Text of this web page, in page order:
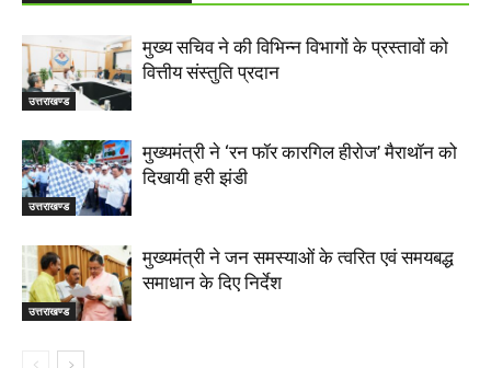
उत्तराखण्ड
मुख्य सचिव ने की विभिन्न विभागों के प्रस्तावों को
वित्तीय संस्तुति प्रदान
उत्तराखण्ड
मुख्यमंत्री ने ‘रन फॉर कारगिल हीरोज’ मैराथॉन को
दिखायी हरी झंडी
उत्तराखण्ड
मुख्यमंत्री ने जन समस्याओं के त्वरित एवं समयबद्ध
समाधान के दिए निर्देश